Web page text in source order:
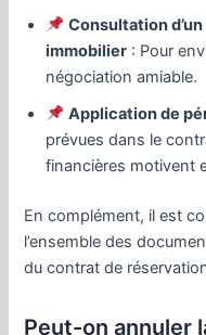
Consultation
immobilier : Pour
négociation amiable.
Application de
prévues dans le
financières motivent
En complément, il est
l’ensemble des
du contrat de
Peut-on annuler